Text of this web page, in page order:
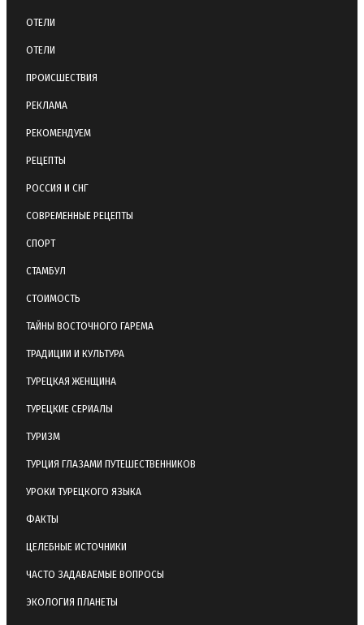
ОТЕЛИ
ОТЕЛИ
ПРОИСШЕСТВИЯ
РЕКЛАМА
РЕКОМЕНДУЕМ
РЕЦЕПТЫ
РОССИЯ И СНГ
СОВРЕМЕННЫЕ РЕЦЕПТЫ
СПОРТ
СТАМБУЛ
СТОИМОСТЬ
ТАЙНЫ ВОСТОЧНОГО ГАРЕМА
ТРАДИЦИИ И КУЛЬТУРА
ТУРЕЦКАЯ ЖЕНЩИНА
ТУРЕЦКИЕ СЕРИАЛЫ
ТУРИЗМ
ТУРЦИЯ ГЛАЗАМИ ПУТЕШЕСТВЕННИКОВ
УРОКИ ТУРЕЦКОГО ЯЗЫКА
ФАКТЫ
ЦЕЛЕБНЫЕ ИСТОЧНИКИ
ЧАСТО ЗАДАВАЕМЫЕ ВОПРОСЫ
ЭКОЛОГИЯ ПЛАНЕТЫ